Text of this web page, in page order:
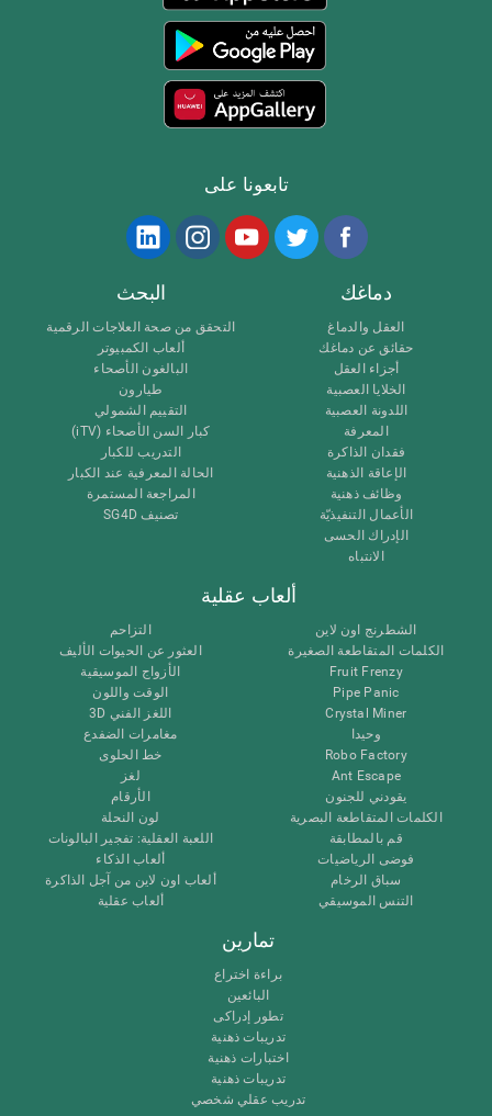
تابعونا على
دماغك
العقل والدماغ
حقائق عن دماغك
أجزاء العقل
الخلايا العصبية
اللدونة العصبية
المعرفة
فقدان الذاكرة
الإعاقة الذهنية
وظائف ذهنية
الأعمال التنفيذيّة
الإدراك الحسى
الانتباه
البحث
التحقق من صحة العلاجات الرقمية
ألعاب الكمبيوتر
البالغون الأصحاء
طيارون
التقييم الشمولي
كبار السن الأصحاء (iTV)
التدريب للكبار
الحالة المعرفية عند الكبار
المراجعة المستمرة
تصنيف SG4D
ألعاب عقلية
الشطرنج اون لاين
الكلمات المتقاطعة الصغيرة
Fruit Frenzy
Pipe Panic
Crystal Miner
وحيدا
Robo Factory
Ant Escape
يقودني للجنون
الكلمات المتقاطعة البصرية
قم بالمطابقة
فوضى الرياضيات
سباق الرخام
التنس الموسيقي
التزاحم
العثور عن الحيوات الأليف
الأزواج الموسيقية
الوقت واللون
اللغز الفني 3D
مغامرات الضفدع
خط الحلوى
لغز
الأرقام
لون النحلة
اللعبة العقلية: تفجير البالونات
ألعاب الذكاء
ألعاب اون لاين من آجل الذاكرة
ألعاب عقلية
تمارين
براءة اختراع
البائعين
تطور إدراكى
تدريبات ذهنية
اختبارات ذهنية
تدريبات ذهنية
تدريب عقلي شخصي